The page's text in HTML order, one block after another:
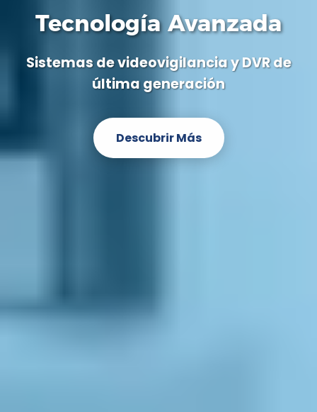
Tecnología Avanzada
Sistemas de videovigilancia y DVR de
última generación
Descubrir Más